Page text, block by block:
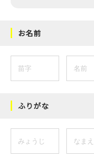
お名前
ふりがな